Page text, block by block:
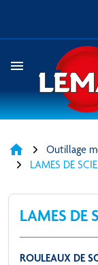
menu
home
Outillage
LAMES DE
LAMES DE
ROULEAUX DE